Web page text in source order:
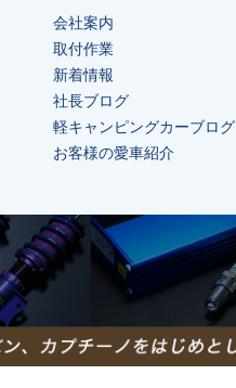
会社案内
取付作業
新着情報
社長ブログ
軽キャンピングカーブログ
お客様の愛車紹介